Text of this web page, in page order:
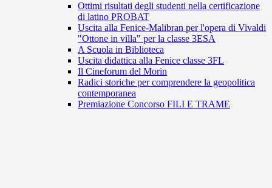
Ottimi risultati degli studenti nella certificazione
di latino PROBAT
Uscita alla Fenice-Malibran per l'opera di Vivaldi
"Ottone in villa" per la classe 3ESA
A Scuola in Biblioteca
Uscita didattica alla Fenice classe 3FL
Il Cineforum del Morin
Radici storiche per comprendere la geopolitica
contemporanea
Premiazione Concorso FILI E TRAME